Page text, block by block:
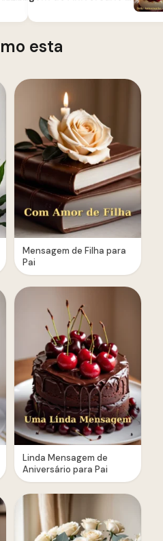
esta
Mensagem de Filha para
Pai
Linda Mensagem de
Aniversário para Pai